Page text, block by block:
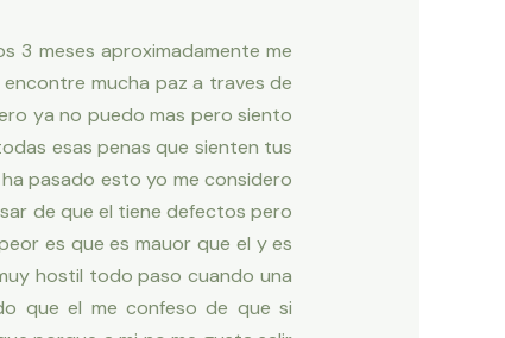
3 meses aproximadamente me
mucha paz a traves de
ya no puedo mas pero siento
esas penas que sienten tus
pasado esto yo me considero
de que el tiene defectos pero
es que es mauor que el y es
hostil todo paso cuando una
que el me confeso de que si